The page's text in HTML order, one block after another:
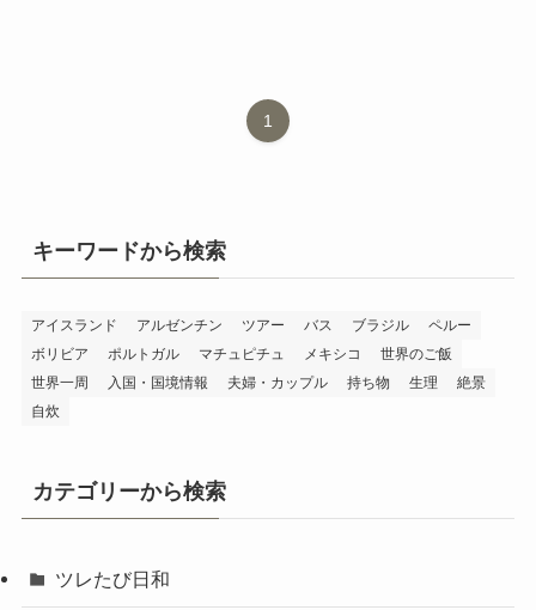
1
キーワードから検索
アイスランド アルゼンチン ツアー バス ブラジル
ペルー
ボリビア
ポルトガル マチュピチュ メキシコ
世界のご飯
世界一周
入国・国境情報 夫婦・カップル 持ち物 生理
絶景
自炊
カテゴリーから検索
ツレたび日和